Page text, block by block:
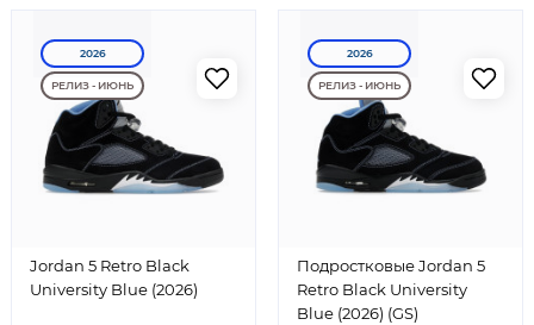
2026
РЕЛИЗ - ИЮНЬ
Jordan 5 Retro Black
University Blue (2026)
2026
РЕЛИЗ - ИЮНЬ
Подростковые Jordan 5
Retro Black University
Blue (2026) (GS)